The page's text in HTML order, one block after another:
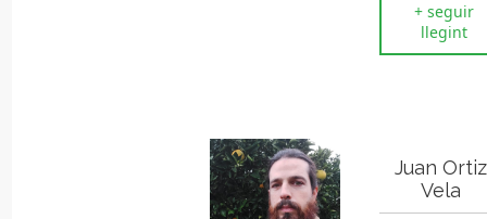
+ seguir
llegint
Juan Ortiz
Vela